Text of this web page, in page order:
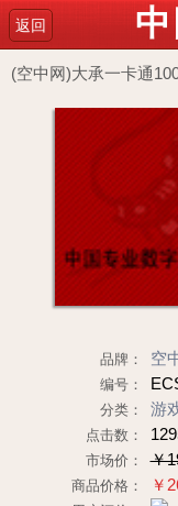
返回 中
(空中网)大承一卡通
品牌： 空
编号：
分类： 游
点击数：
市场价： ￥
商品价格： ￥